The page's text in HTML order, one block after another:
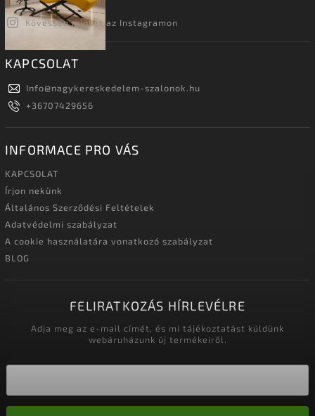
Kövessen minket az Instagramon
KAPCSOLAT
Info@nagykereskedelem-szalonok.hu
+36707429656
INFORMACE PRO VÁS
KAPCSOLAT
Írjon nekünk
Általános Szerződési Feltételek
Adatvédelmi szabályzat
A cookie használatára vonatkozó szabályzat
BLOG
FELIRATKOZÁS HÍRLEVÉLRE
Adja meg az e-mail címét, és mi tájékoztatást küldünk
webáruházunk új termékeiről.